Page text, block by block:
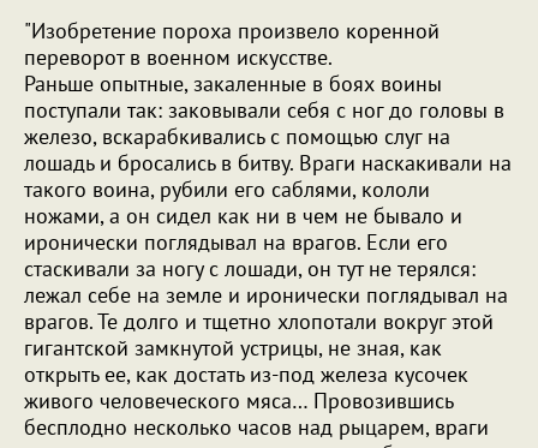
"Изобретение пороха произвело коренной
переворот в военном искусстве.
Раньше опытные, закаленные в боях воины
поступали так: заковывали себя с ног до головы в
железо, вскарабкивались с помощью слуг на
лошадь и бросались в битву. Враги наскакивали на
такого воина, рубили его саблями, кололи
ножами, а он сидел как ни в чем не бывало и
иронически поглядывал на врагов. Если его
стаскивали за ногу с лошади, он тут не терялся:
лежал себе на земле и иронически поглядывал на
врагов. Те долго и тщетно хлопотали вокруг этой
гигантской замкнутой устрицы, не зная, как
открыть ее, как достать из-под железа кусочек
живого человеческого мяса… Провозившись
бесплодно несколько часов над рыцарем, враги